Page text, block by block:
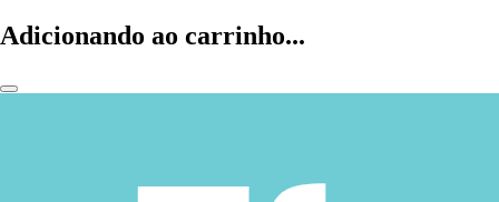
Adicionando ao carrinho...